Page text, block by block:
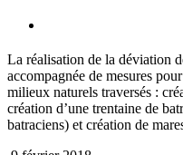
La réalisation de la déviation
accompagnée de mesures
milieux naturels traversés :
création d’une trentaine de
batraciens) et création de